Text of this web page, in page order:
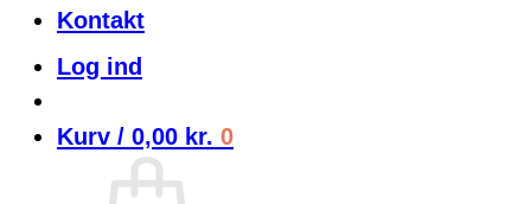
Kontakt
Log ind
Kurv / 0,00 kr. 0